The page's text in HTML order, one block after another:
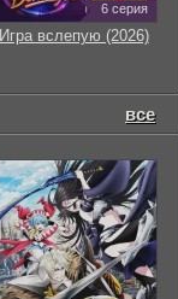
6 серия
Игра вслепую (2026)
все